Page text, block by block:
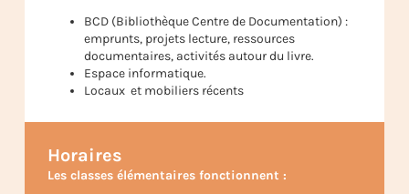
BCD (Bibliothèque Centre de Documentation) :
emprunts, projets lecture, ressources
documentaires, activités autour du livre.
Espace informatique.
Locaux et mobiliers récents
Horaires
Les classes élémentaires fonctionnent :